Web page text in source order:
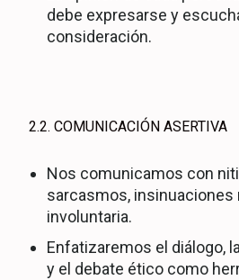
debe expresarse y
consideración.
2.2. COMUNICACIÓN ASERTIVA
Nos comunicamos con
sarcasmos, insinuaciones
involuntaria.
Enfatizaremos el diálogo,
y el debate ético como